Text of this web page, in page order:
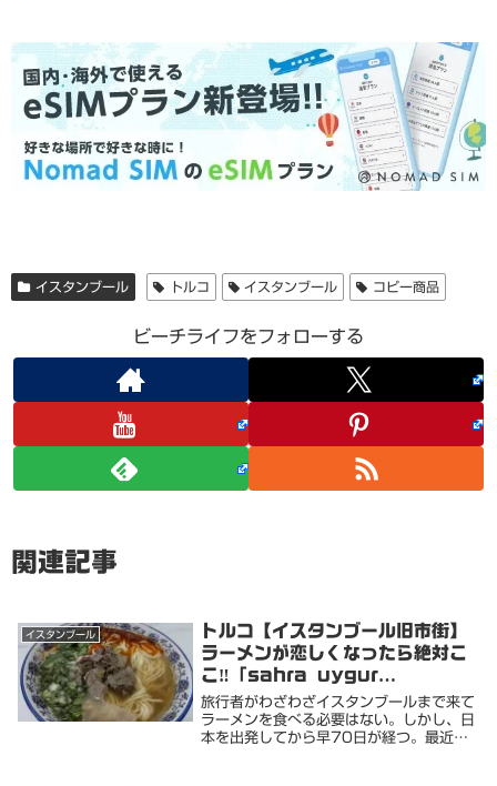
イスタンブール トルコ イスタンブール コピー商品
ビーチライフをフォローする
関連記事
イスタンブール
トルコ【イスタンブール旧市街】
ラーメンが恋しくなったら絶対こ
こ‼️「sahra uygur
restaurant/SAHRA面馆/中
餐」マジ旨です
旅行者がわざわざイスタンブールまで来て
ラーメンを食べる必要はない。しかし、日
本を出発してから早70日が経つ。最近食